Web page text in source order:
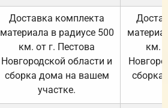
Доставка комплекта
материала в радиусе 500
км. от г. Пестова
Новгородской области и
сборка дома на вашем
участке.
км.